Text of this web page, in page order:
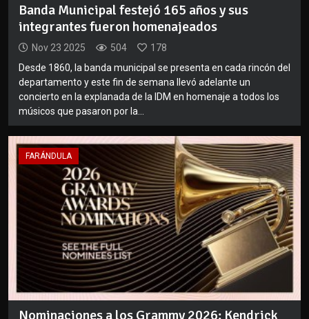
Banda Municipal festejó 165 años y sus
integrantes fueron homenajeados
Nov 23 2025 504
178
Desde 1860, la banda municipal se presenta en cada rincón del
departamento y este fin de semana llevó adelante un
concierto en la explanada de la IDM en homenaje a todos los
músicos que pasaron por la...
FARÁNDULA
Nominaciones a los Grammy 2026: Kendrick